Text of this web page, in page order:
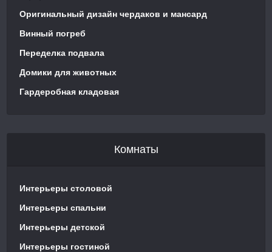
Оригинальный дизайн чердаков и мансард
Винный погреб
Переделка подвала
Домики для животных
Гардеробная кладовая
Комнаты
Интерьеры столовой
Интерьеры спальни
Интерьеры детской
Интерьеры гостиной